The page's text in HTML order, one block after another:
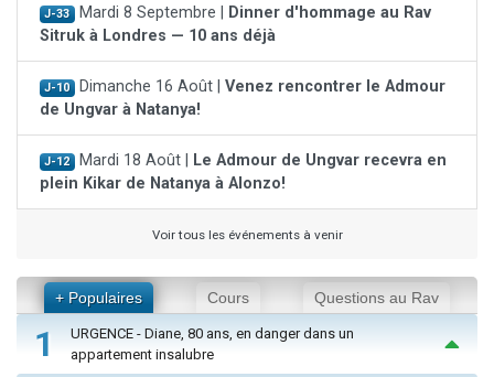
J-33 Mardi 8 Septembre |
Dinner d'hommage au Rav
Sitruk à Londres — 10 ans déjà
J-10 Dimanche 16 Août | Venez rencontrer le Admour
de Ungvar à Natanya!
J-12 Mardi 18 Août |
Le Admour de Ungvar recevra en
plein Kikar de Natanya à Alonzo!
Voir tous les événements à venir
+ Populaires Cours Questions au Rav
1
URGENCE - Diane, 80 ans, en danger dans un
appartement insalubre